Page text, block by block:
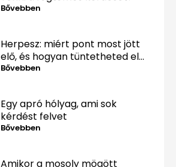
Bővebben
Herpesz: miért pont most jött
elő, és hogyan tüntetheted el
minél gyorsabban?
Bővebben
Egy apró hólyag, ami sok
kérdést felvet
Bővebben
Amikor a mosoly mögött